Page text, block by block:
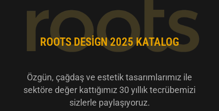
ROOTS DESIGN 2025 KATALOG
Özgün, çağdaş ve estetik tasarımlarımız ile
sektöre değer kattığımız 30 yıllık tecrübemizi
sizlerle paylaşıyoruz.